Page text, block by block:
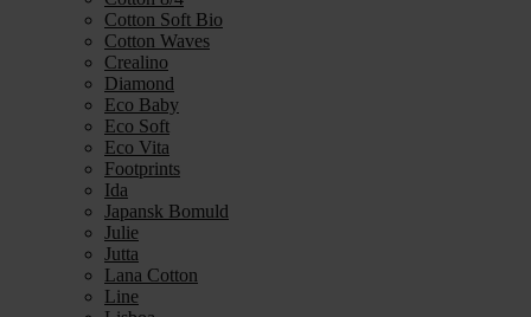
Cotton Soft Bio
Cotton Waves
Crealino
Diamond
Eco Baby
Eco Soft
Eco Vita
Footprints
Ida
Japansk Bomuld
Julie
Jutta
Lana Cotton
Line